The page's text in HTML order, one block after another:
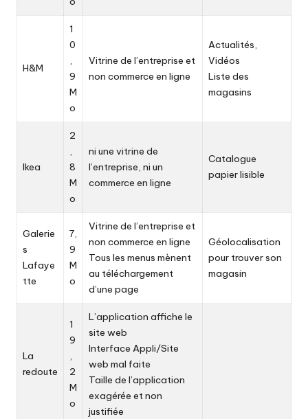
H&M
1
0
,
9
M
o
Vitrine de l’entreprise et
non commerce en ligne
Actualités,
Vidéos
Liste des
magasins
Ikea
2
,
8
M
o
ni une vitrine de
l’entreprise, ni un
commerce en ligne
Catalogue
papier lisible
Galerie
s
Lafaye
tte
7,
9
M
o
Vitrine de l’entreprise et
non commerce en ligne
Tous les menus mènent
au téléchargement
d’une page
Géolocalisation
pour trouver son
magasin
La
redoute
1
9
,
2
M
o
L’application affiche le
site web
Interface Appli/Site
web mal faite
Taille de l’application
exagérée et non
justifiée